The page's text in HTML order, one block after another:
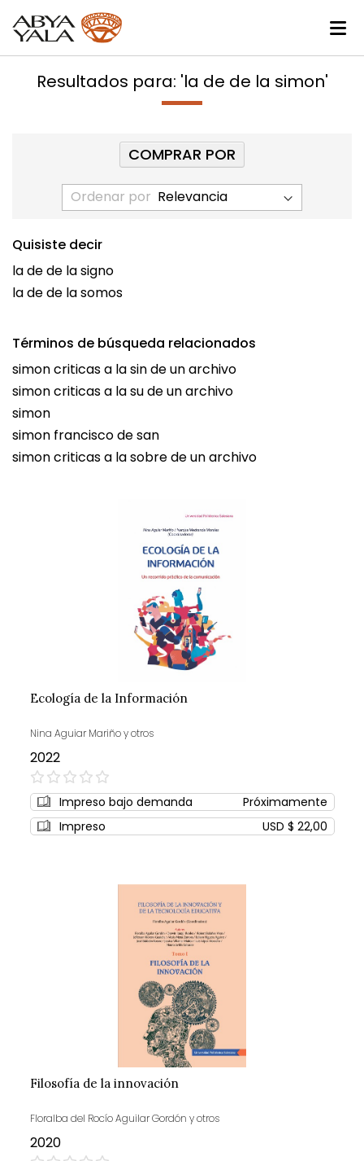
Resultados para: 'la de de la simon'
Ordenar por
Quisiste decir
la de de la signo
la de de la somos
Términos de búsqueda relacionados
simon criticas a la sin de un archivo
simon criticas a la su de un archivo
simon
simon francisco de san
simon criticas a la sobre de un archivo
Ecología de la Información
Nina Aguiar Mariño y otros
2022
0%
Impreso bajo demanda
Próximamente
Impreso
USD $ 22,00
Filosofía de la innovación
Floralba del Rocío Aguilar Gordón y otros
2020
COMPRAR POR